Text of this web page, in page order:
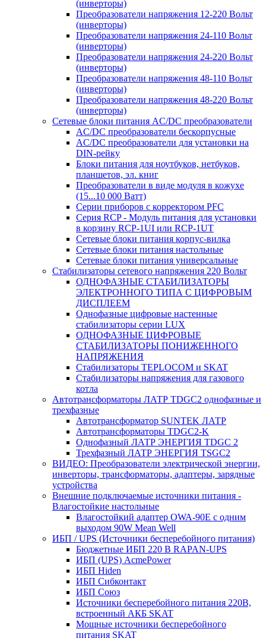
(инверторы)
Преобразователи напряжения 12-220 Вольт
(инверторы)
Преобразователи напряжения 24-110 Вольт
(инверторы)
Преобразователи напряжения 24-220 Вольт
(инверторы)
Преобразователи напряжения 48-110 Вольт
(инверторы)
Преобразователи напряжения 48-220 Вольт
(инверторы)
Сетевые блоки питания AC/DC преобразователи
AC/DC преобразователи бескорпусные
AC/DC преобразователи для установки на
DIN-рейку
Блоки питания для ноутбуков, нетбуков,
планшетов, эл. книг
Преобразователи в виде модуля в кожухе
(15...10 000 Ватт)
Серии приборов с корректором PFC
Серия RCP - Модуль питания для установки
в корзину RCP-1UI или RCP-1UT
Сетевые блоки питания корпус-вилка
Сетевые блоки питания настольные
Сетевые блоки питания универсальные
Стабилизаторы сетевого напряжения 220 Вольт
ОДНОФАЗНЫЕ СТАБИЛИЗАТОРЫ
ЭЛЕКТРОННОГО ТИПА С ЦИФРОВЫМ
ДИСПЛЕЕМ
Однофазные цифровые настенные
стабилизаторы серии LUX
ОДНОФАЗНЫЕ ЦИФРОВЫЕ
СТАБИЛИЗАТОРЫ ПОНИЖЕННОГО
НАПРЯЖЕНИЯ
Стабилизаторы TEPLOCOM и SKAT
Стабилизаторы напряжения для газового
котла
Автотрансформаторы ЛАТР TDGC2 однофазные и
трехфазные
Автотрансформатор SUNTEK ЛАТР
Автотрансформаторы TDGC2-K
Однофазный ЛАТР ЭНЕРГИЯ TDGC 2
Трехфазный ЛАТР ЭНЕРГИЯ TSGC2
ВИДЕО: Преобразователи электрической энергии,
инверторы, трансформаторы, адаптеры, зарядные
устройства
Внешние подключаемые источники питания -
Влагостойкие настольные
Влагостойкий адаптер OWA-90E с одним
выходом 90W Mean Well
ИБП / UPS (Источники бесперебойного питания)
Бюджетные ИБП 220 В RAPAN-UPS
ИБП (UPS) AcmePower
ИБП Hiden
ИБП Сибконтакт
ИБП Союз
Источники бесперебойного питания 220В,
встроенный АКБ SKAT
Мощные источники бесперебойного
питания SKAT